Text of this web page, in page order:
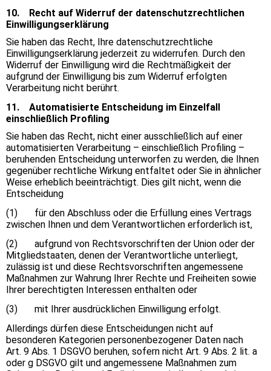
10. Recht auf Widerruf der datenschutzrechtlichen
Einwilligungserklärung
Sie haben das Recht, Ihre datenschutzrechtliche
Einwilligungserklärung jederzeit zu widerrufen. Durch den
Widerruf der Einwilligung wird die Rechtmäßigkeit der
aufgrund der Einwilligung bis zum Widerruf erfolgten
Verarbeitung nicht berührt.
11. Automatisierte Entscheidung im Einzelfall
einschließlich Profiling
Sie haben das Recht, nicht einer ausschließlich auf einer
automatisierten Verarbeitung – einschließlich Profiling –
beruhenden Entscheidung unterworfen zu werden, die Ihnen
gegenüber rechtliche Wirkung entfaltet oder Sie in ähnlicher
Weise erheblich beeinträchtigt. Dies gilt nicht, wenn die
Entscheidung
(1) für den Abschluss oder die Erfüllung eines Vertrags
zwischen Ihnen und dem Verantwortlichen erforderlich ist,
(2) aufgrund von Rechtsvorschriften der Union oder der
Mitgliedstaaten, denen der Verantwortliche unterliegt,
zulässig ist und diese Rechtsvorschriften angemessene
Maßnahmen zur Wahrung Ihrer Rechte und Freiheiten sowie
Ihrer berechtigten Interessen enthalten oder
(3) mit Ihrer ausdrücklichen Einwilligung erfolgt.
Allerdings dürfen diese Entscheidungen nicht auf
besonderen Kategorien personenbezogener Daten nach
Art. 9 Abs. 1 DSGVO beruhen, sofern nicht Art. 9 Abs. 2 lit. a
oder g DSGVO gilt und angemessene Maßnahmen zum